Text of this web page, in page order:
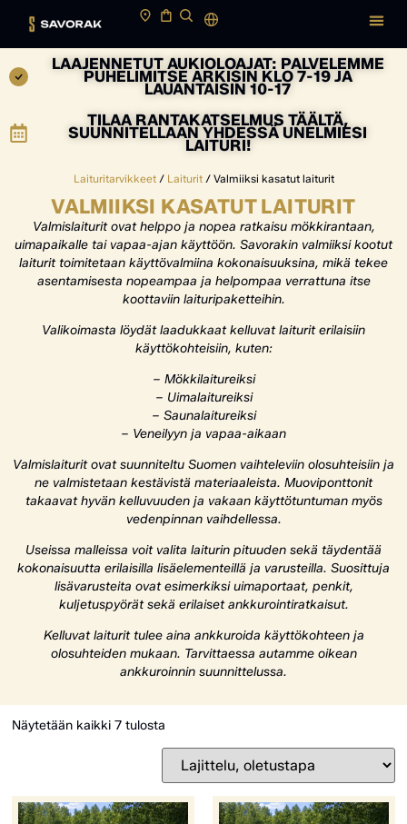
LAAJENNETUT AUKIOLOAJAT: PALVELEMME
PUHELIMITSE ARKISIN KLO 7-19 JA
LAUANTAISIN 10-17
TILAA RANTAKATSELMUS TÄÄLTÄ,
SUUNNITELLAAN YHDESSÄ UNELMIESI
LAITURI!
Laituritarvikkeet/ Laiturit/ Valmiiksi kasatut laiturit
VALMIIKSI KASATUT LAITURIT
Valmislaiturit ovat helppo ja nopea ratkaisu mökkirantaan,
uimapaikalle tai vapaa-ajan käyttöön. Savorakin valmiiksi kootut
laiturit toimitetaan käyttövalmiina kokonaisuuksina, mikä tekee
asentamisesta nopeampaa ja helpompaa verrattuna itse
koottaviin laituripaketteihin.
Valikoimasta löydät laadukkaat kelluvat laiturit erilaisiin
käyttökohteisiin, kuten:
– Mökkilaitureiksi
– Uimalaitureiksi
– Saunalaitureiksi
– Veneilyyn ja vapaa-aikaan
Valmislaiturit ovat suunniteltu Suomen vaihteleviin olosuhteisiin ja
ne valmistetaan kestävistä materiaaleista. Muoviponttonit
takaavat hyvän kelluvuuden ja vakaan käyttötuntuman myös
vedenpinnan vaihdellessa.
Useissa malleissa voit valita laiturin pituuden sekä täydentää
kokonaisuutta erilaisilla lisäelementeillä ja varusteilla. Suosittuja
lisävarusteita ovat esimerkiksi uimaportaat, penkit,
kuljetuspyörät sekä erilaiset ankkurointiratkaisut.
Kelluvat laiturit tulee aina ankkuroida käyttökohteen ja
olosuhteiden mukaan. Tarvittaessa autamme oikean
ankkuroinnin suunnittelussa.
Näytetään kaikki 7 tulosta